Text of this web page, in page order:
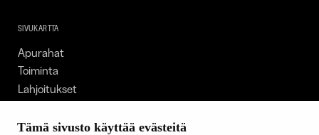
Tämä sivusto käyttää evästeitä
SIVUKARTTA
Apurahat
Toiminta
Lahjoitukset
Ajankohtaista